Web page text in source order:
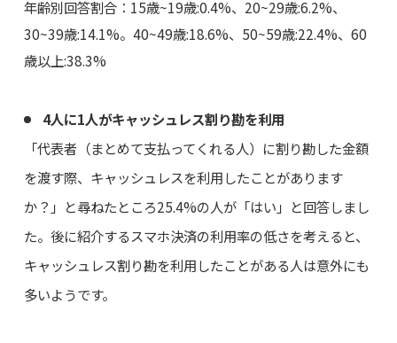
年齢別回答割合：15歳~19歳:0.4%、20~29歳:6.2%、
30~39歳:14.1%。40~49歳:18.6%、50~59歳:22.4%、60
歳以上:38.3%
4人に1人がキャッシュレス割り勘を利用
「代表者（まとめて支払ってくれる人）に割り勘した金額
を渡す際、キャッシュレスを利用したことがあります
か？」と尋ねたところ25.4%の人が「はい」と回答しまし
た。後に紹介するスマホ決済の利用率の低さを考えると、
キャッシュレス割り勘を利用したことがある人は意外にも
多いようです。